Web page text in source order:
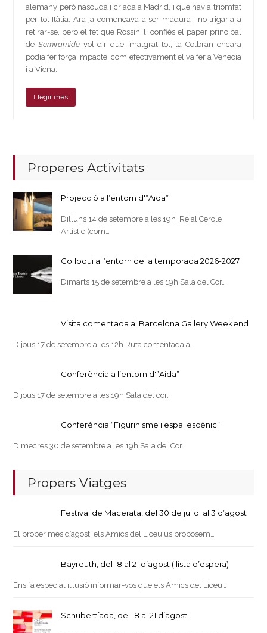
alemany però nascuda i criada a Madrid, i que havia triomfat
per tot Itàlia. Ara ja començava a ser madura i no trigaria a
retirar-se, però el fet que Rossini li confiés el paper principal
deSemiramide vol dir que, malgrat tot, la Colbran encara
podia fer força impacte, com efectivament el va fer a Venècia
i a Viena.
Llegir més
Properes Activitats
Projecció a l’entorn d'”Aida”
Dilluns 14 de setembre a les 19h Reial Cercle
Artístic (com…
Col·loqui a l’entorn de la temporada 2026-2027
Dimarts 15 de setembre a les 19h Sala del Cor…
Visita comentada al Barcelona Gallery Weekend
Dijous 17 de setembre a les 12h Ruta comentada a…
Conferència a l’entorn d'”Aida”
Dijous 17 de setembre a les 19h Sala del cor…
Conferència “Figurinisme i espai escènic”
Dimecres 30 de setembre a les 19h Sala del Cor…
Propers Viatges
Festival de Macerata, del 30 de juliol al 3 d’agost
El proper mes d’agost, els Amics del Liceu us proposem…
Bayreuth, del 18 al 21 d’agost (llista d’espera)
Ens fa especial il·lusió informar-vos que els Amics del Liceu…
Schubertíada, del 18 al 21 d’agost